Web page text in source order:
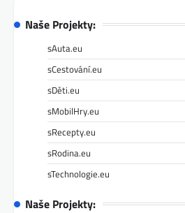
Naše Projekty:
sAuta.eu
sCestování.eu
sDěti.eu
sMobilHry.eu
sRecepty.eu
sRodina.eu
sTechnologie.eu
Naše Projekty: